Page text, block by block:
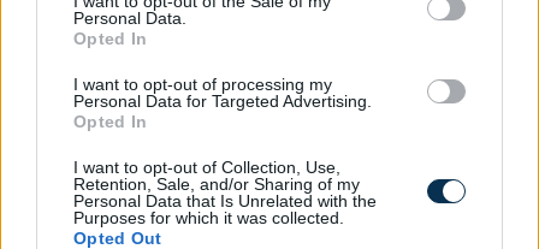
Personal Data.
Opted In
I want to opt-out of processing my
Personal Data for Targeted Advertising.
Opted In
I want to opt-out of Collection, Use,
Retention, Sale, and/or Sharing of my
Personal Data that Is Unrelated with the
Purposes for which it was collected.
Opted Out